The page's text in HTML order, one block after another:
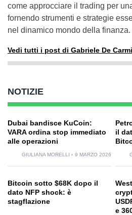
come approcciare il trading per
fornendo strumenti e strategie
nel dinamico mondo della finanza.
Vedi tutti i post di Gabriele De
NOTIZIE
Dubai bandisce KuCoin:
VARA ordina stop immediato
alle operazioni
GIULIANA MORELLI 9 MARZO 2026
il
Bitcoin sotto $68K dopo il
dato NFP shock: è
stagflazione
e